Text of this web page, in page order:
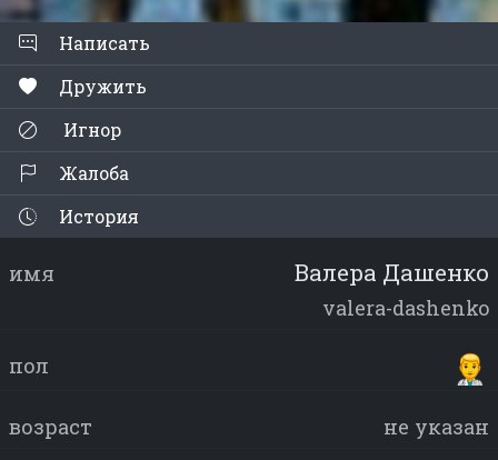
Написать
Дружить
Игнор
Жалоба
История
имя Валера Дашенко
valera-dashenko
пол
возраст не указан